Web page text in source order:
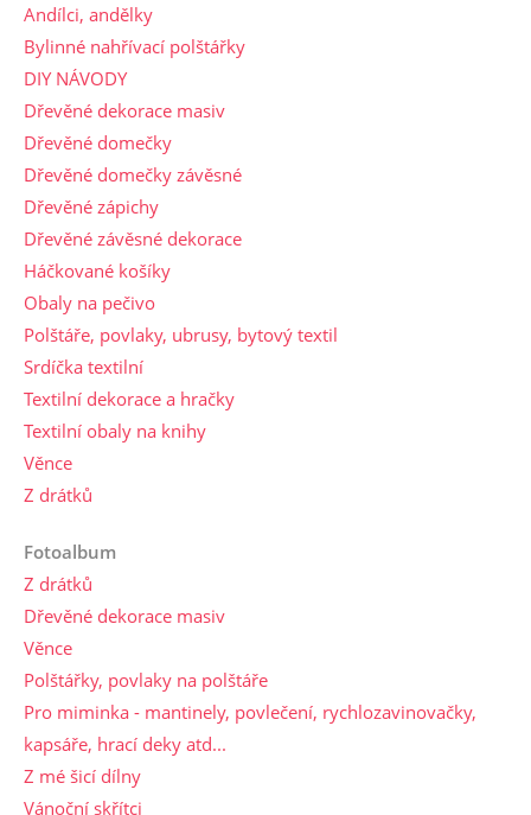
Andílci, andělky
Bylinné nahřívací polštářky
DIY NÁVODY
Dřevěné dekorace masiv
Dřevěné domečky
Dřevěné domečky závěsné
Dřevěné zápichy
Dřevěné závěsné dekorace
Háčkované košíky
Obaly na pečivo
Polštáře, povlaky, ubrusy, bytový textil
Srdíčka textilní
Textilní dekorace a hračky
Textilní obaly na knihy
Věnce
Z drátků
Fotoalbum
Z drátků
Dřevěné dekorace masiv
Věnce
Polštářky, povlaky na polštáře
Pro miminka - mantinely, povlečení, rychlozavinovačky,
kapsáře, hrací deky atd...
Z mé šicí dílny
Vánoční skřítci